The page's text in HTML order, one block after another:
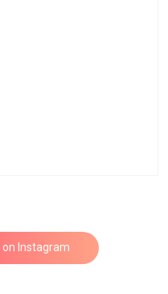
Instagram